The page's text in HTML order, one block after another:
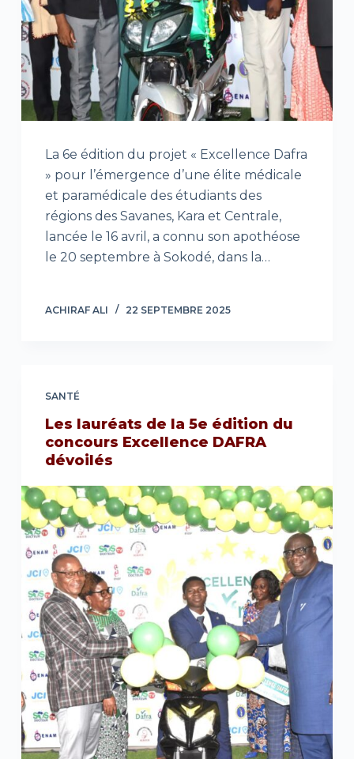
La 6e édition du projet « Excellence Dafra
» pour l’émergence d’une élite médicale
et paramédicale des étudiants des
régions des Savanes, Kara et Centrale,
lancée le 16 avril, a connu son apothéose
le 20 septembre à Sokodé, dans la…
ACHIRAF ALI 22 SEPTEMBRE 2025
SANTÉ
Les lauréats de la 5e édition du
concours Excellence DAFRA
dévoilés